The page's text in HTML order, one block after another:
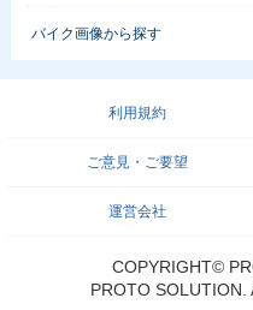
バイク画像から探す
利用規約
ご意見・ご要望
運営会社
COPYRIGHT©
PROTO SOLUTION.